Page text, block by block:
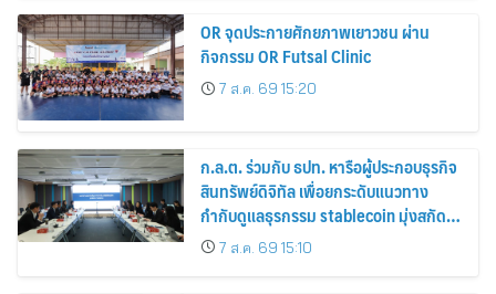
OR จุดประกายศักยภาพเยาวชน ผ่าน
กิจกรรม OR Futsal Clinic
7 ส.ค. 69 15:20
ก.ล.ต. ร่วมกับ ธปท. หารือผู้ประกอบธุรกิจ
สินทรัพย์ดิจิทัล เพื่อยกระดับแนวทาง
กำกับดูแลธุรกรรม stablecoin มุ่งสกัด
กั้นอาชญากรรมทางเทคโนโลยี
7 ส.ค. 69 15:10